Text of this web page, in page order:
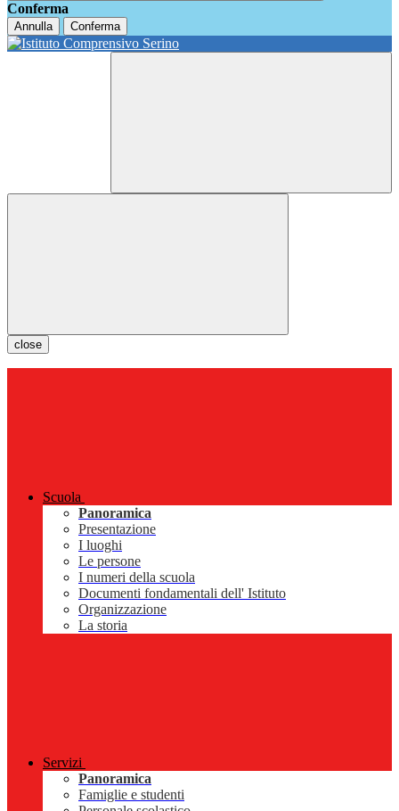
Conferma
Annulla Conferma
close
Scuola
Panoramica
Presentazione
I luoghi
Le persone
I numeri della scuola
Documenti fondamentali dell' Istituto
Organizzazione
La storia
Servizi
Panoramica
Famiglie e studenti